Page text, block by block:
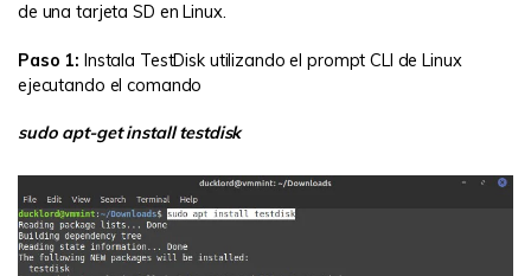
de una tarjeta SD en Linux.
Paso 1: Instala TestDisk utilizando el prompt CLI de Linux
ejecutando el comando
sudo apt-get install testdisk